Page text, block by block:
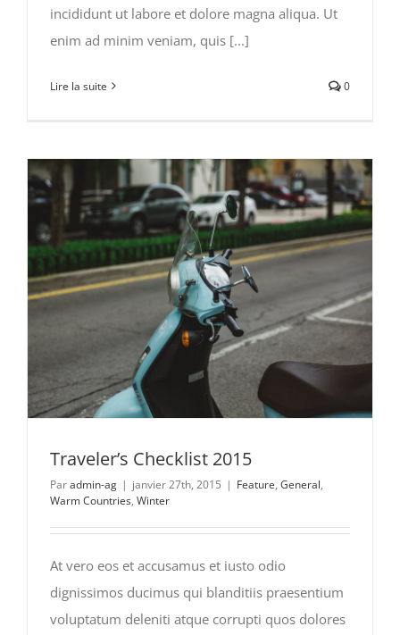
incididunt ut labore et dolore magna aliqua. Ut
enim ad minim veniam, quis [...]
Lire la suite 0
Traveler’s Checklist 2015
Paradmin-ag | janvier 27th, 2015 | Feature, General,
Warm Countries, Winter
At vero eos et accusamus et iusto odio
dignissimos ducimus qui blanditiis praesentium
voluptatum deleniti atque corrupti quos dolores